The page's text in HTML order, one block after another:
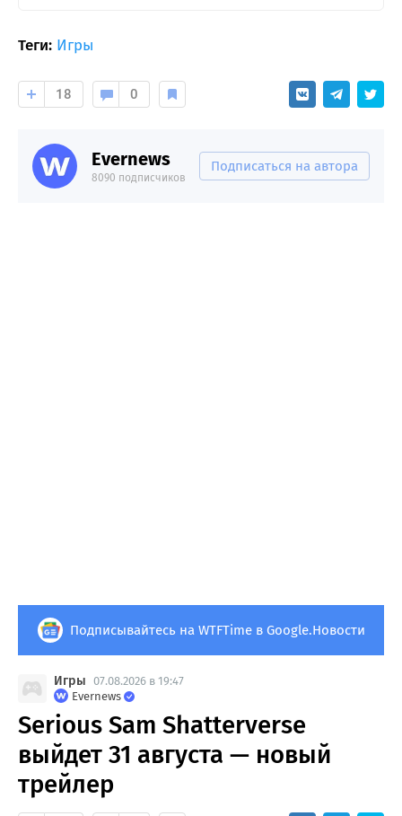
Теги: Игры
18 0
Evernews
8090 подписчиков
Подписаться на автора
Подписывайтесь на WTFTime в Google.Новости
Игры 07.08.2026 в 19:47
Evernews
Serious Sam Shatterverse
выйдет 31 августа — новый
трейлер